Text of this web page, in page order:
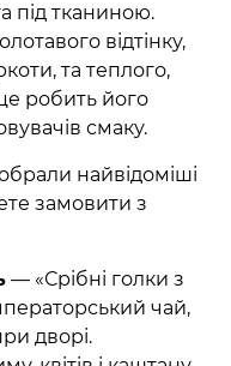
під тканиною.
відтінку,
та теплого,
робить його
смаку.
найвідоміші
замовити з
— «Срібні голки з
чай,
дворі.